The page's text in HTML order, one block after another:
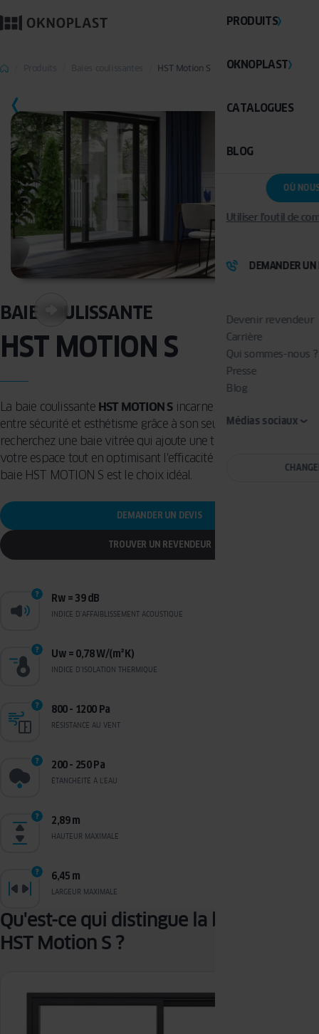
PRODUITS
OKNOPLAST
CATALOGUES
BLOG
OÙ
Utiliser l'outil de
DEMANDER UN
Devenir revendeur
Carrière
Qui sommes-nous ?
Presse
Blog
Médias sociaux
HST Motion S
SAUVEGARDER
BAIE COULISSANTE
HST MOTION S
La baie coulissante HST MOTION Sincarne l'alliance parfaite
entre sécurité et esthétisme grâce à son seuil encastré. Si vous
recherchez une baie vitrée qui ajoute une touche d'élégance à
votre espace tout en optimisant l'efficacité énergétique, alors la
baie HST MOTION S est le choix idéal.
DEMANDER UN DEVIS
TROUVER UN REVENDEUR
Rw = 39 dB
INDICE D’AFFAIBLISSEMENT ACOUSTIQUE
Uw = 0,78 W/(m²K)
INDICE D'ISOLATION THERMIQUE
800 - 1200 Pa
RÉSISTANCE AU VENT
200 - 250 Pa
ÉTANCHÉITÉ À L’EAU
2,89 m
HAUTEUR MAXIMALE
6,45 m
LARGEUR MAXIMALE
Qu'est-ce qui distingue la baie vitrée
HST Motion S ?